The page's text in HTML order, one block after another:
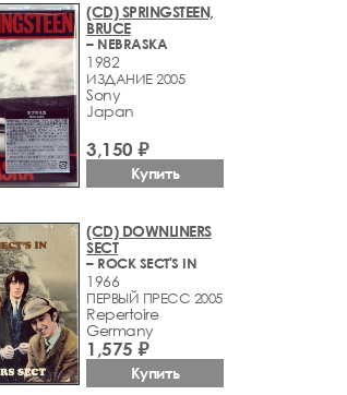
(CD) SPRINGSTEEN,
BRUCE
– NEBRASKA
1982
ИЗДАНИЕ 2005
Sony
Japan
3,150 ₽
Купить
(CD) DOWNLINERS
SECT
– ROCK SECT'S IN
1966
ПЕРВЫЙ ПРЕСС 2005
Repertoire
Germany
1,575 ₽
Купить